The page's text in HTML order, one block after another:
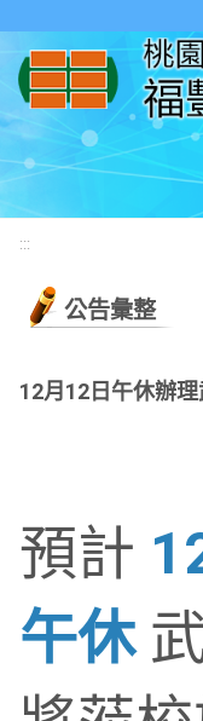
:::
公告彙整
12月12日午休辦
預計
午休